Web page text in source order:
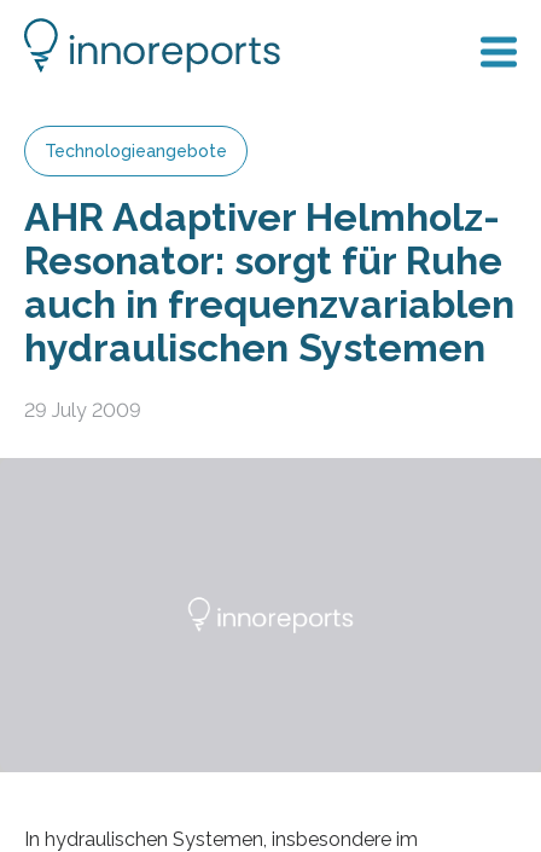
Technologieangebote
AHR Adaptiver Helmholz-
Resonator: sorgt für Ruhe
auch in frequenzvariablen
hydraulischen Systemen
29 July 2009
In hydraulischen Systemen, insbesondere im